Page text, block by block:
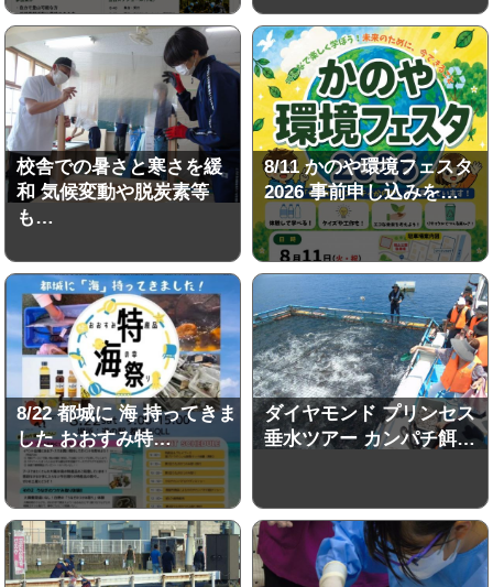
校舎での暑さと寒さを緩
和 気候変動や脱炭素等
も…
8/11 かのや環境フェスタ
2026 事前申し込みを…
8/22 都城に 海 持ってきま
した おおすみ特…
ダイヤモンド プリンセス
垂水ツアー カンパチ餌…